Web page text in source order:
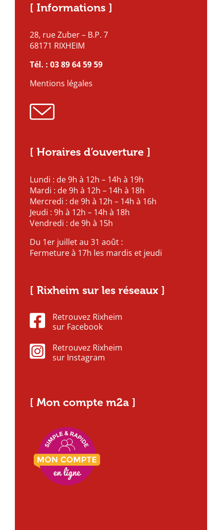
[ Informations ]
28, rue Zuber – B.P. 7
68171 RIXHEIM
Tél. : 03 89 64 59 59
Mentions légales
[ Horaires d’ouverture ]
Lundi : de 9h à 12h – 14h à 19h
Mardi : de 9h à 12h – 14h à 18h
Mercredi : de 9h à 12h – 14h à 16h
Jeudi : 9h à 12h – 14h à 18h
Vendredi : de 9h à 15h
Du 1er juillet au 31 août :
Fermeture à 17h les mardis et jeudi
[ Rixheim sur les réseaux ]
Retrouvez Rixheim
sur Facebook
Retrouvez Rixheim
sur Instagram
[ Mon compte m2a ]